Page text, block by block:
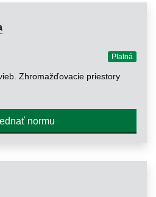
Platná
Zhromažďovacie priestory
normu